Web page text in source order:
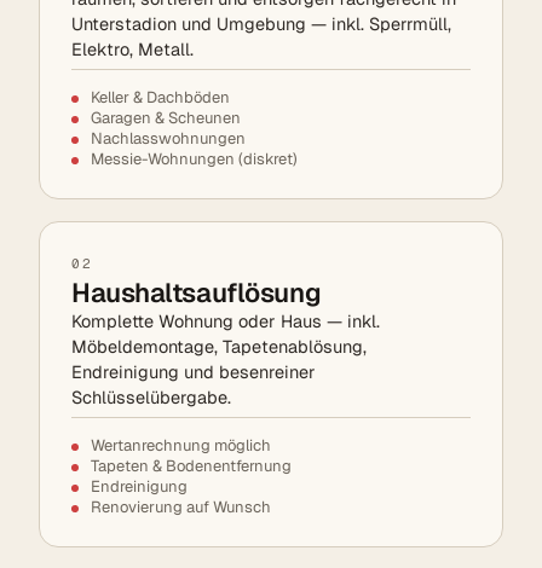
Unterstadion und Umgebung — inkl. Sperrmüll,
Elektro, Metall.
Keller & Dachböden
Garagen & Scheunen
Nachlasswohnungen
Messie-Wohnungen (diskret)
02
Haushaltsauflösung
Komplette Wohnung oder Haus — inkl.
Möbeldemontage, Tapetenablösung,
Endreinigung und besenreiner
Schlüsselübergabe.
Wertanrechnung möglich
Tapeten & Bodenentfernung
Endreinigung
Renovierung auf Wunsch